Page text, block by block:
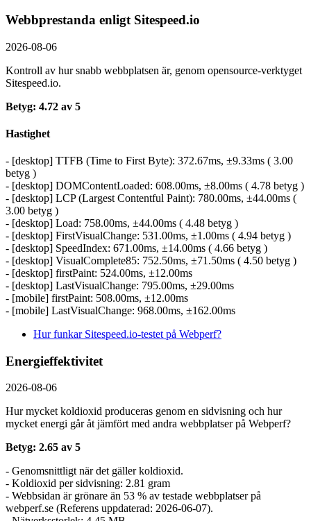
Webbprestanda enligt Sitespeed.io
2026-08-06
Kontroll av hur snabb webbplatsen är, genom opensource-verktyget
Sitespeed.io.
Betyg: 4.72 av 5
Hastighet
- [desktop] TTFB (Time to First Byte): 372.67ms, ±9.33ms ( 3.00
betyg )
- [desktop] DOMContentLoaded: 608.00ms, ±8.00ms ( 4.78 betyg )
- [desktop] LCP (Largest Contentful Paint): 780.00ms, ±44.00ms (
3.00 betyg )
- [desktop] Load: 758.00ms, ±44.00ms ( 4.48 betyg )
- [desktop] FirstVisualChange: 531.00ms, ±1.00ms ( 4.94 betyg )
- [desktop] SpeedIndex: 671.00ms, ±14.00ms ( 4.66 betyg )
- [desktop] VisualComplete85: 752.50ms, ±71.50ms ( 4.50 betyg )
- [desktop] firstPaint: 524.00ms, ±12.00ms
- [desktop] LastVisualChange: 795.00ms, ±29.00ms
- [mobile] firstPaint: 508.00ms, ±12.00ms
- [mobile] LastVisualChange: 968.00ms, ±162.00ms
Hur funkar Sitespeed.io-testet på Webperf?
Energieffektivitet
2026-08-06
Hur mycket koldioxid produceras genom en sidvisning och hur
mycket energi går åt jämfört med andra webbplatser på Webperf?
Betyg: 2.65 av 5
- Genomsnittligt när det gäller koldioxid.
- Koldioxid per sidvisning: 2.81 gram
- Webbsidan är grönare än 53 % av testade webbplatser på
webperf.se (Referens uppdaterad: 2026-06-07).